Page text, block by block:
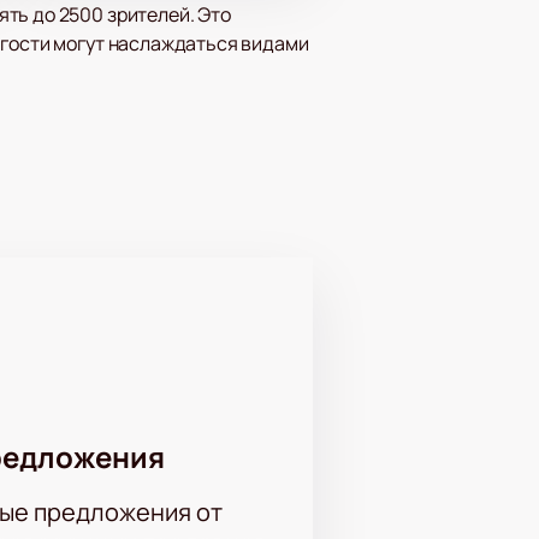
до 2500 зрителей. Это
могут наслаждаться видами
удобная интерактивная
предложения от